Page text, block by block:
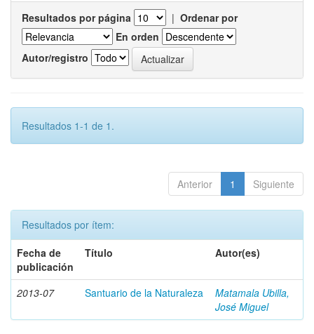
Resultados por página | Ordenar por
En orden
Autor/registro
Resultados 1-1 de 1.
Anterior 1 Siguiente
Resultados por ítem:
Fecha de
publicación
Título Autor(es)
2013-07 Santuario de la Naturaleza
Matamala Ubilla,
José Miguel